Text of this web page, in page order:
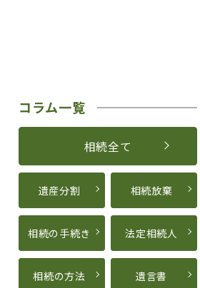
コラム一覧
相続全て
遺産分割 相続放棄
相続の手続き 法定相続人
相続の方法 遺言書